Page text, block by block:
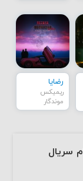
رضایا
ریمیکس
موندگار
سریال